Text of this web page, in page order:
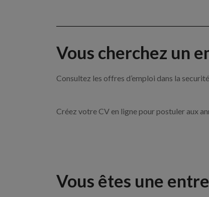
Vous cherchez un
Consultez les offres d’emploi dans la
Créez votre CV en ligne pour postuler aux
Vous êtes une